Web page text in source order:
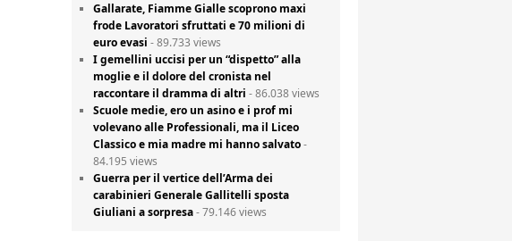
Gallarate, Fiamme Gialle scoprono maxi
frode Lavoratori sfruttati e 70 milioni di
euro evasi - 89.733 views
I gemellini uccisi per un “dispetto” alla
moglie e il dolore del cronista nel
raccontare il dramma di altri - 86.038 views
Scuole medie, ero un asino e i prof mi
volevano alle Professionali, ma il Liceo
Classico e mia madre mi hanno salvato-
84.195 views
Guerra per il vertice dell’Arma dei
carabinieri Generale Gallitelli sposta
Giuliani a sorpresa- 79.146 views